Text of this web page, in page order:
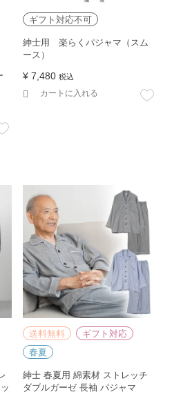
ギフト対応不可
紳士用 楽らくパジャマ（スム
ース）
¥ 7,480 税込
カートに入れる
送料無料
ギフト対応
春夏
紳士 春夏用 綿素材 ストレッチ
ダブルガーゼ 長袖 パジャマ